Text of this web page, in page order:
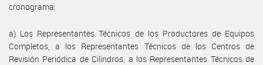
cronograma:
a) Los Representantes Técnicos de los Productores de Equipos
Completos, a los Representantes Técnicos de los Centros de
Revisión Periódica de Cilindros, a los Representantes Técnicos de